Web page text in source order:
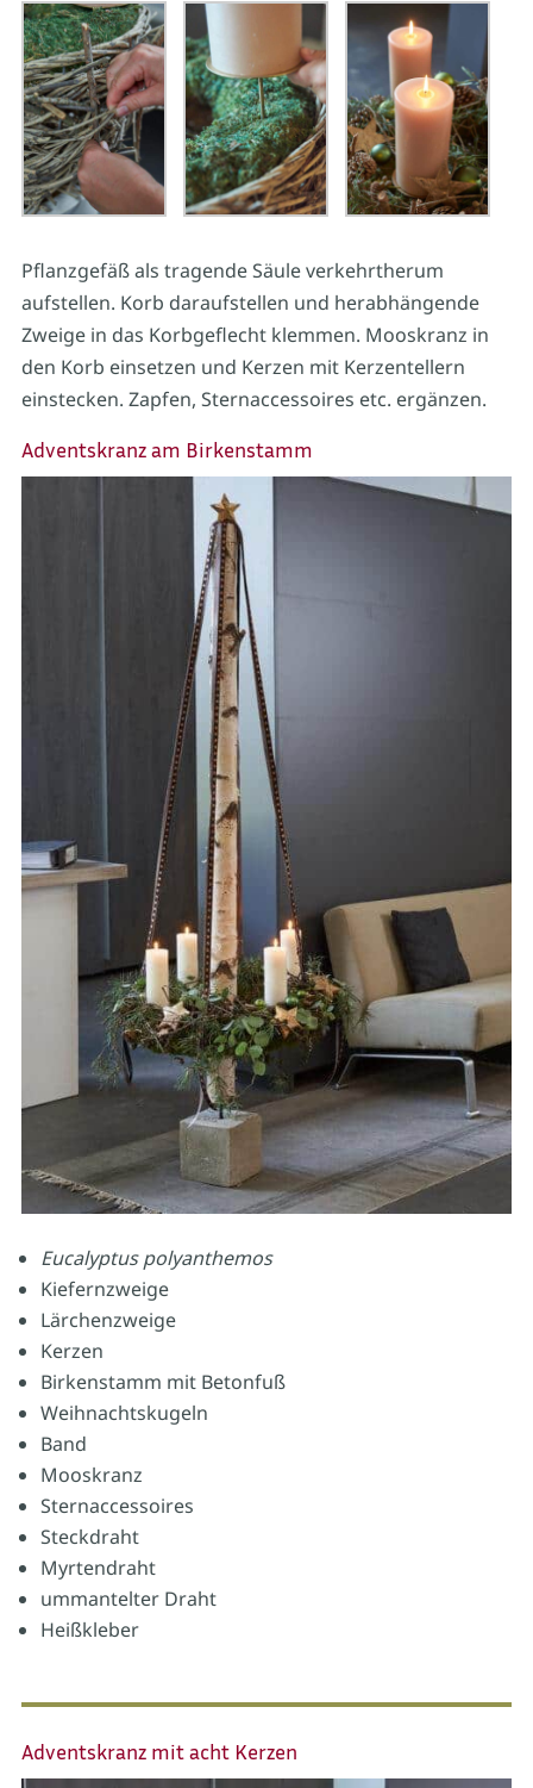
Pflanzgefäß als tragende Säule verkehrtherum
aufstellen. Korb daraufstellen und herabhängende
Zweige in das Korbgeflecht klemmen. Mooskranz in
den Korb einsetzen und Kerzen mit Kerzentellern
einstecken. Zapfen, Sternaccessoires etc. ergänzen.
Adventskranz am Birkenstamm
Eucalyptus polyanthemos
Kiefernzweige
Lärchenzweige
Kerzen
Birkenstamm mit Betonfuß
Weihnachtskugeln
Band
Mooskranz
Sternaccessoires
Steckdraht
Myrtendraht
ummantelter Draht
Heißkleber
Adventskranz mit acht Kerzen